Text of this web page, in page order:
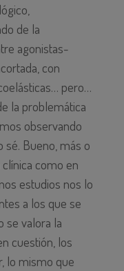
de la
agonistas-
con
pero…
la problemática
observando
sé. Bueno, más o
como en
estudios nos lo
a los que se
se valora la
cuestión, los
lo mismo que